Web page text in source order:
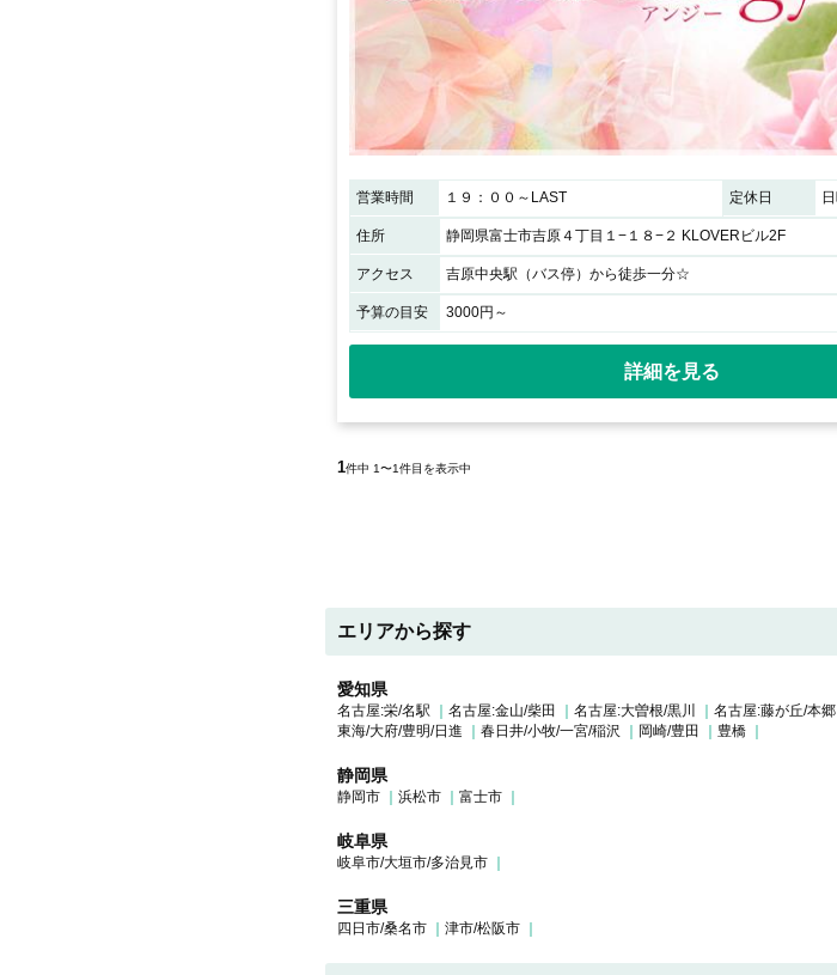
営業時間 １９：００～LAST 定休日
住所 静岡県富士市吉原４丁目１−１８−２ KLOVERビル2F
アクセス 吉原中央駅（バス停）から徒歩一分☆
予算の目安 3000円～
詳細を見る
1件中 1〜1件目を表示中
エリアから探す
愛知県
名古屋:栄/名駅 名古屋:金山/柴田 名古屋:大曽根/黒川 名古屋:藤が丘/本郷
東海/大府/豊明/日進
春日井/小牧/一宮/稲沢 岡崎/豊田 豊橋
静岡県
静岡市 浜松市 富士市
岐阜県
岐阜市/大垣市/多治見市
三重県
四日市/桑名市 津市/松阪市